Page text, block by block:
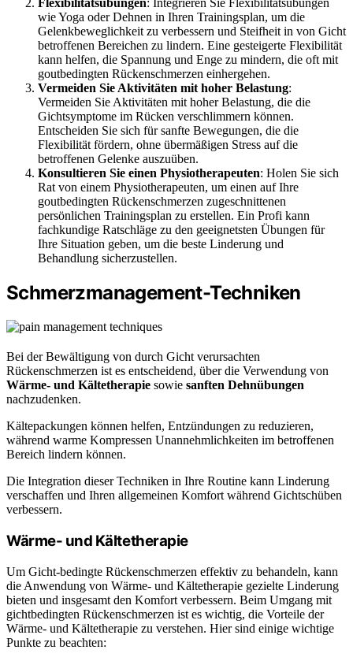
Flexibilitätsübungen: Integrieren Sie Flexibilitätsübungen
wie Yoga oder Dehnen in Ihren Trainingsplan, um die
Gelenkbeweglichkeit zu verbessern und Steifheit in von Gicht
betroffenen Bereichen zu lindern. Eine gesteigerte Flexibilität
kann helfen, die Spannung und Enge zu mindern, die oft mit
goutbedingten Rückenschmerzen einhergehen.
Vermeiden Sie Aktivitäten mit hoher Belastung:
Vermeiden Sie Aktivitäten mit hoher Belastung, die die
Gichtsymptome im Rücken verschlimmern können.
Entscheiden Sie sich für sanfte Bewegungen, die die
Flexibilität fördern, ohne übermäßigen Stress auf die
betroffenen Gelenke auszuüben.
Konsultieren Sie einen Physiotherapeuten: Holen Sie sich
Rat von einem Physiotherapeuten, um einen auf Ihre
goutbedingten Rückenschmerzen zugeschnittenen
persönlichen Trainingsplan zu erstellen. Ein Profi kann
fachkundige Ratschläge zu den geeignetsten Übungen für
Ihre Situation geben, um die beste Linderung und
Behandlung sicherzustellen.
Schmerzmanagement-Techniken
Bei der Bewältigung von durch Gicht verursachten
Rückenschmerzen ist es entscheidend, über die Verwendung von
Wärme- und Kältetherapie sowie sanften Dehnübungen
nachzudenken.
Kältepackungen können helfen, Entzündungen zu reduzieren,
während warme Kompressen Unannehmlichkeiten im betroffenen
Bereich lindern können.
Die Integration dieser Techniken in Ihre Routine kann Linderung
verschaffen und Ihren allgemeinen Komfort während Gichtschüben
verbessern.
Wärme- und Kältetherapie
Um Gicht-bedingte Rückenschmerzen effektiv zu behandeln, kann
die Anwendung von Wärme- und Kältetherapie gezielte Linderung
bieten und insgesamt den Komfort verbessern. Beim Umgang mit
gichtbedingten Rückenschmerzen ist es wichtig, die Vorteile der
Wärme- und Kältetherapie zu verstehen. Hier sind einige wichtige
Punkte zu beachten: